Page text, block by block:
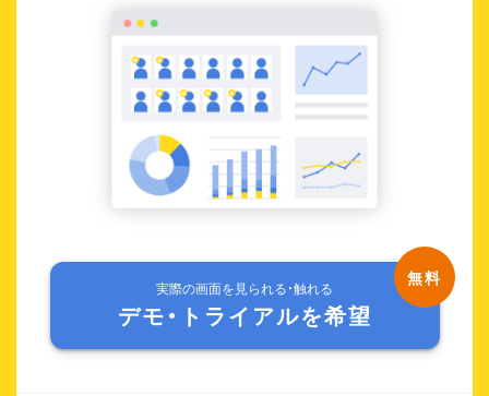
実際の画面を見られる・触れる
デモ・トライアルを希望